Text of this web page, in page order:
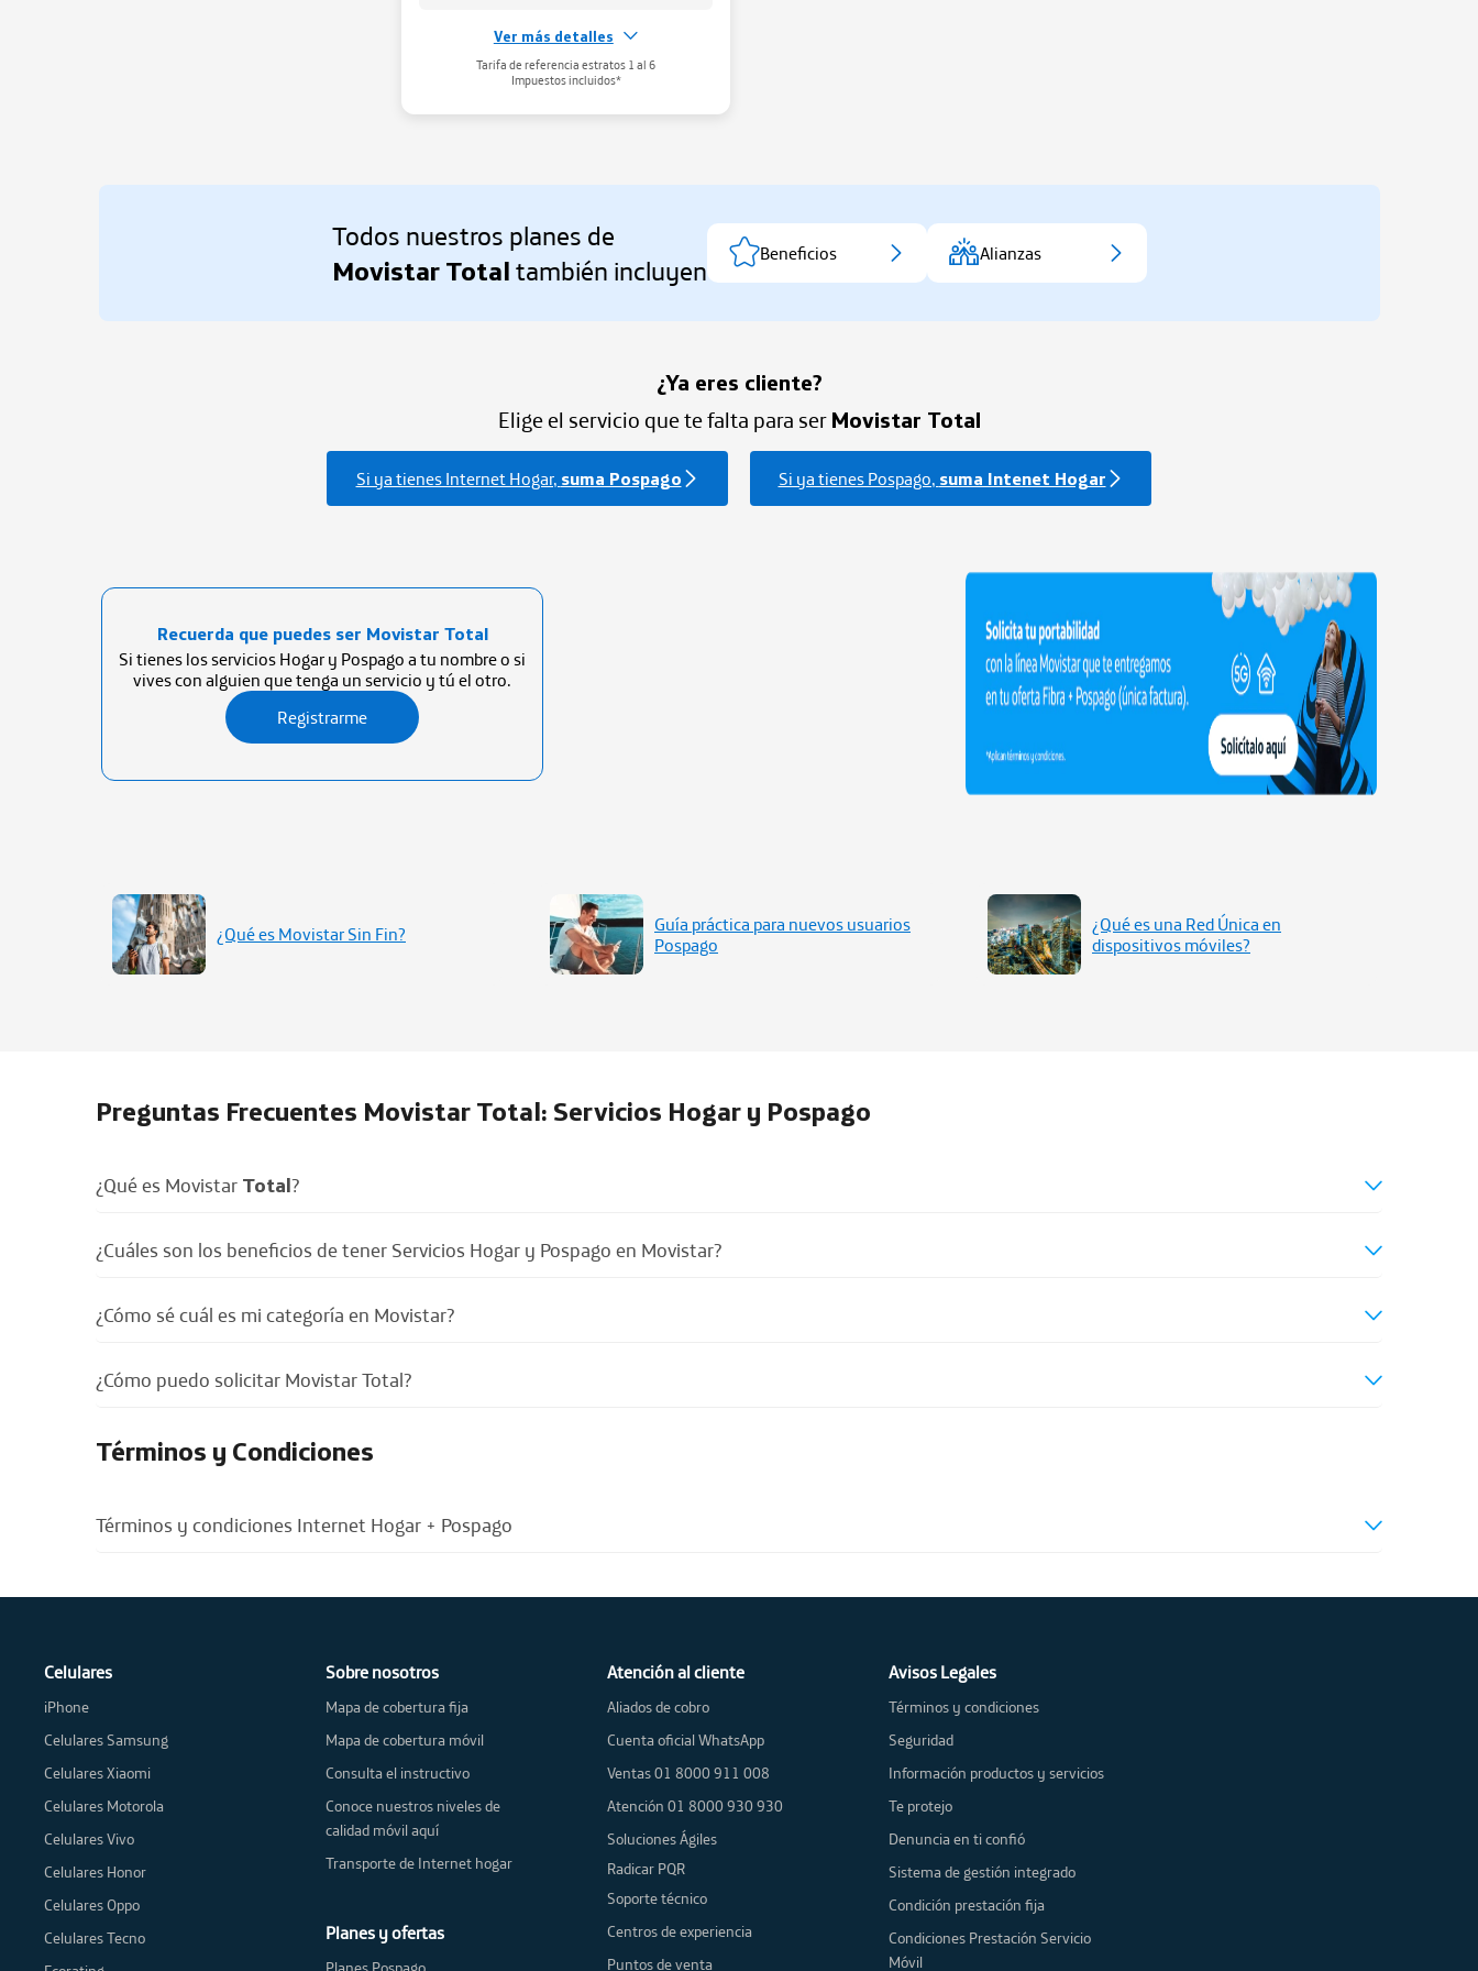
Administra tu red WiFiaqui
Ver más detalles
Tarifa de referencia estratos 1 al 6
Impuestos incluidos*
Todos nuestros planes de
Movistar Total también incluyen
Beneficios Alianzas
¿Ya eres cliente?
Elige el servicio que te falta para ser Movistar Total
Si ya tienes Internet Hogar, suma Pospago Si ya tienes Pospago, suma Intenet Hogar
Recuerda que puedes ser Movistar Total
Si tienes los servicios Hogar y Pospago a tu nombre o si
vives con alguien que tenga un servicio y tú el otro.
Registrarme
¿Qué es Movistar Sin Fin?
Guía práctica para nuevos usuarios
Pospago
¿Qué es una Red Única en
dispositivos móviles?
Preguntas Frecuentes Movistar Total: Servicios Hogar y Pospago
¿Qué es Movistar Total?
¿Cuáles son los beneficios de tener Servicios Hogar y Pospago en Movistar?
¿Cómo sé cuál es mi categoría en Movistar?
¿Cómo puedo solicitar Movistar Total?
Términos y Condiciones
Términos y condiciones Internet Hogar + Pospago
Celulares
iPhone
Celulares Samsung
Celulares Xiaomi
Celulares Motorola
Celulares Vivo
Celulares Honor
Celulares Oppo
Celulares Tecno
Sobre nosotros
Mapa de cobertura fija
Mapa de cobertura móvil
Consulta el instructivo
Conoce nuestros niveles de
calidad móvil aquí
Transporte de Internet hogar
Planes y ofertas
Atención al cliente
Aliados de cobro
Cuenta oficial WhatsApp
Ventas 01 8000 911 008
Atención 01 8000 930 930
Soluciones Ágiles
Radicar PQR
Soporte técnico
Centros de experiencia
Puntos de venta
Avisos Legales
Términos y condiciones
Seguridad
Información productos y servicios
Te protejo
Denuncia en ti confió
Sistema de gestión integrado
Condición prestación fija
Condiciones Prestación Servicio
Móvil